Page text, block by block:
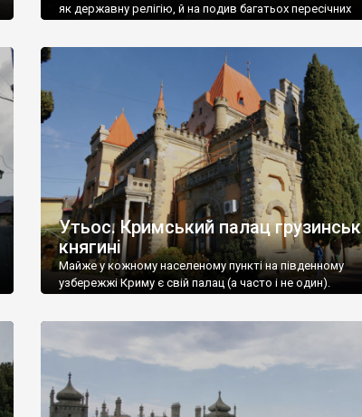
як державну релігію, й на подив багатьох пересічних
Утьос. Кримський палац
княгині
Майже у кожному населеному пункті на південному
узбережжі Криму є свій палац (а часто і не один).